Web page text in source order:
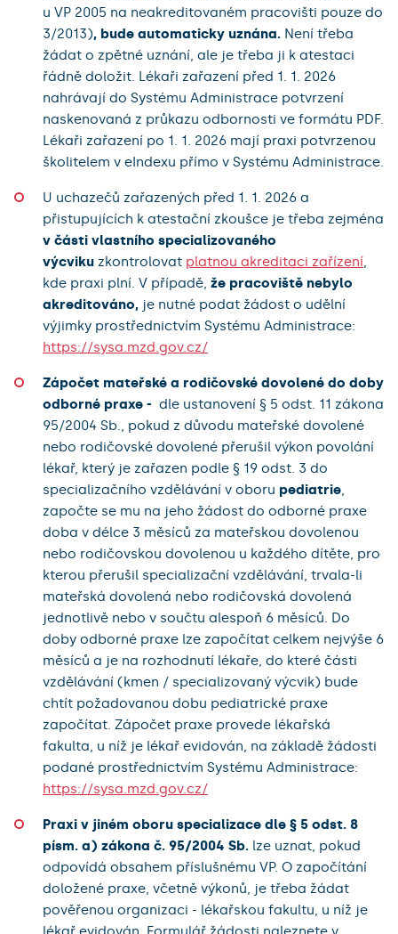
u VP 2005 na neakreditovaném pracovišti pouze do
3/2013), bude automaticky uznána. Není třeba
žádat o zpětné uznání, ale je třeba ji k atestaci
řádně doložit. Lékaři zařazení před 1. 1. 2026
nahrávají do Systému Administrace potvrzení
naskenovaná z průkazu odbornosti ve formátu PDF.
Lékaři zařazení po 1. 1. 2026 mají praxi potvrzenou
školitelem v eIndexu přímo v Systému Administrace.
U uchazečů zařazených před 1. 1. 2026 a
přistupujících k atestační zkoušce je třeba zejména
v části vlastního specializovaného
výcviku zkontrolovat platnou akreditaci zařízení
kde praxi plní. V případě, že pracoviště nebylo
akreditováno, je nutné podat žádost o udělní
výjimky prostřednictvím Systému Administrace:
https://sysa.mzd.gov.cz/
Zápočet mateřské a rodičovské dovolené do doby
odborné praxe - dle ustanovení § 5 odst. 11 zákona
95/2004 Sb., pokud z důvodu mateřské dovolené
nebo rodičovské dovolené přerušil výkon povolání
lékař, který je zařazen podle § 19 odst. 3 do
specializačního vzdělávání v oboru pediatrie
započte se mu na jeho žádost do odborné praxe
doba v délce 3 měsíců za mateřskou dovolenou
nebo rodičovskou dovolenou u každého dítěte, pro
kterou přerušil specializační vzdělávání, trvala-li
mateřská dovolená nebo rodičovská dovolená
jednotlivě nebo v součtu alespoň 6 měsíců. Do
doby odborné praxe lze započítat celkem nejvýše 6
měsíců a je na rozhodnutí lékaře, do které části
vzdělávání (kmen / specializovaný výcvik) bude
chtít požadovanou dobu pediatrické praxe
započítat. Zápočet praxe provede lékařská
fakulta, u níž je lékař evidován, na základě žádosti
podané prostřednictvím Systému Administrace:
https://sysa.mzd.gov.cz/
Praxi v jiném oboru specializace dle § 5 odst. 8
písm. a) zákona č. 95/2004 Sb. lze uznat, pokud
odpovídá obsahem příslušnému VP. O započítání
doložené praxe, včetně výkonů, je třeba žádat
pověřenou organizaci - lékařskou fakultu, u níž je